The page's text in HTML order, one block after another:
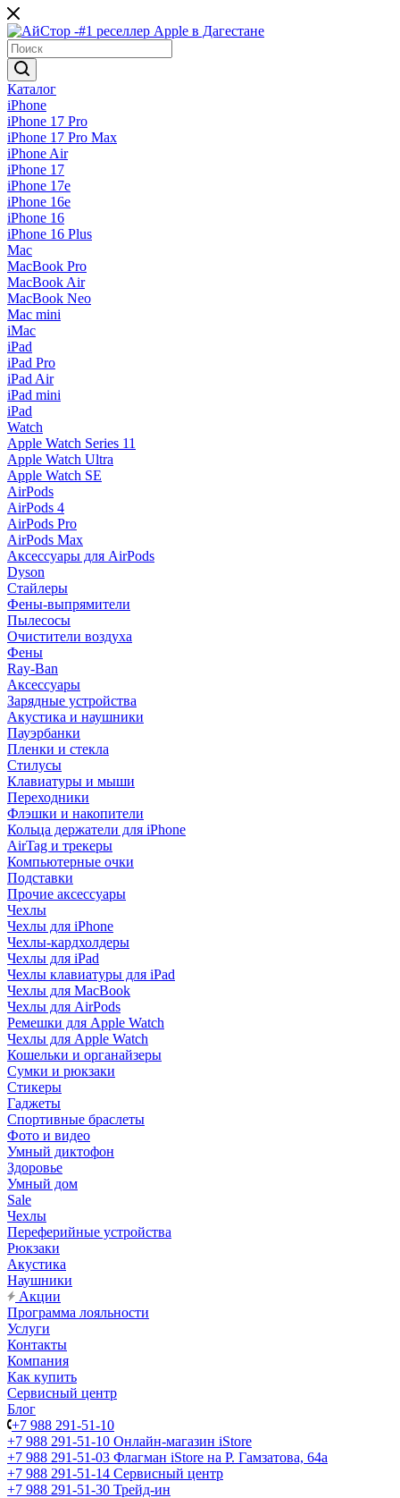
Каталог
iPhone
iPhone 17 Pro
iPhone 17 Pro Max
iPhone Air
iPhone 17
iPhone 17e
iPhone 16e
iPhone 16
iPhone 16 Plus
Mac
MacBook Pro
MacBook Air
MacBook Neo
Mac mini
iMac
iPad
iPad Pro
iPad Air
iPad mini
iPad
Watch
Apple Watch Series 11
Apple Watch Ultra
Apple Watch SE
AirPods
AirPods 4
AirPods Pro
AirPods Max
Аксессуары для AirPods
Dyson
Стайлеры
Фены-выпрямители
Пылесосы
Очистители воздуха
Фены
Ray-Ban
Аксессуары
Зарядные устройства
Акустика и наушники
Пауэрбанки
Пленки и стекла
Стилусы
Клавиатуры и мыши
Переходники
Флэшки и накопители
Кольца держатели для iPhone
AirTag и трекеры
Компьютерные очки
Подставки
Прочие аксессуары
Чехлы
Чехлы для iPhone
Чехлы-кардхолдеры
Чехлы для iPad
Чехлы клавиатуры для iPad
Чехлы для MacBook
Чехлы для AirPods
Ремешки для Apple Watch
Чехлы для Apple Watch
Кошельки и органайзеры
Сумки и рюкзаки
Стикеры
Гаджеты
Спортивные браслеты
Фото и видео
Умный диктофон
Здоровье
Умный дом
Sale
Чехлы
Переферийные устройства
Рюкзаки
Акустика
Наушники
Акции
Программа лояльности
Услуги
Контакты
Компания
Как купить
Сервисный центр
Блог
+7 988 291-51-10
+7 988 291-51-10 Онлайн-магазин iStore
+7 988 291-51-03 Флагман iStore на Р. Гамзатова, 64а
+7 988 291-51-14 Сервисный центр
+7 988 291-51-30 Трейд-ин